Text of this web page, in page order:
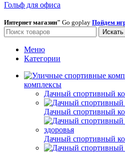
Гольф для офиса
Интернет магазин" Go goplay Пойдем
Искать
Меню
Категории
комплексы
Дачный спортивный
Дачный спортивный
Дачный спортивный